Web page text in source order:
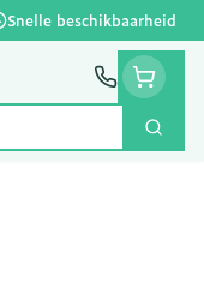
Snelle beschikbaarheid
Zoek